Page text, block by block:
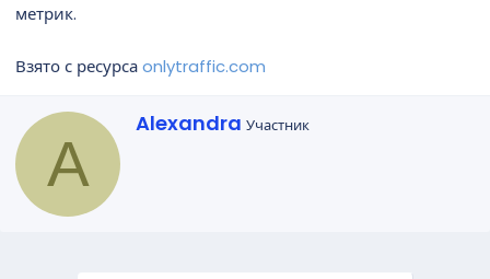
метрик.
Взято с ресурсаonlytraffic.com
A
А
Alexandra Участник